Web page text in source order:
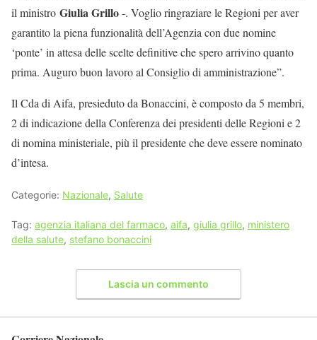
il ministro Giulia Grillo-. Voglio ringraziare le Regioni per aver
garantito la piena funzionalità dell’Agenzia con due nomine
‘ponte’ in attesa delle scelte definitive che spero arrivino quanto
prima. Auguro buon lavoro al Consiglio di amministrazione”.
Il Cda di Aifa, presieduto da Bonaccini, è composto da 5 membri,
2 di indicazione della Conferenza dei presidenti delle Regioni e 2
di nomina ministeriale, più il presidente che deve essere nominato
d’intesa.
Categorie: Nazionale, Salute
Tag: agenzia italiana del farmaco, aifa, giulia grillo, ministero
della salute, stefano bonaccini
Lascia un commento